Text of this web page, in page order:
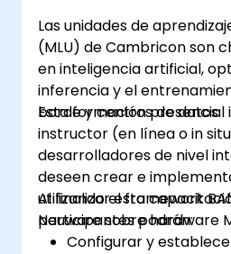
Las unidades de
(MLU) de Cambricon son
en inteligencia artificial,
inferencia y el
borde y centros de datos.
Esta formación
instructor (en línea o in
desarrolladores de nivel
deseen crear e
utilizando el framework
Neuware sobre hardware
Al finalizar esta
participantes podrán:
Configurar y